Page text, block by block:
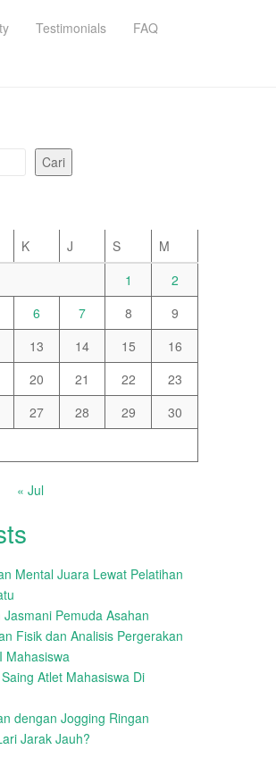
Testimonials FAQ
Cari
K J S
M
1
2
6 7 8
9
13 14 15
16
20 21 22
23
27 28 29
30
« Jul
Mental Juara Lewat Pelatihan
Pemuda Asahan
Fisik dan Analisis Pergerakan
Mahasiswa
Atlet Mahasiswa Di
dengan Jogging Ringan
Jarak Jauh?